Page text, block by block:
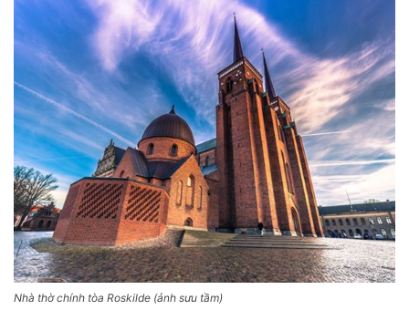
Nhà thờ chính tòa Roskilde (ảnh sưu tầm)